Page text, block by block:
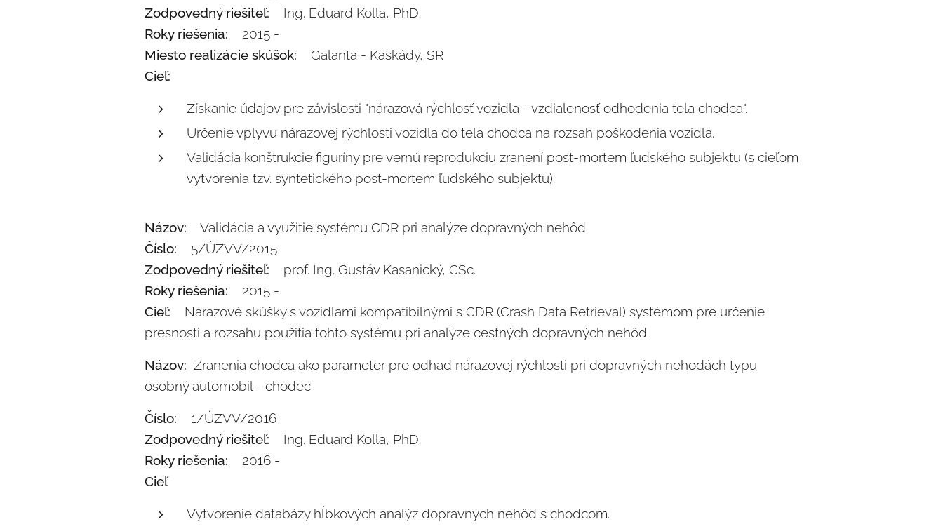
Zodpovedný riešiteľ: Ing. Eduard Kolla, PhD.
Roky riešenia: 2015 -
Miesto realizácie skúšok: Galanta - Kaskády, SR
Cieľ:
Získanie údajov pre závislosti "nárazová rýchlosť vozidla - vzdialenosť odhodenia tela chodca".
Určenie vplyvu nárazovej rýchlosti vozidla do tela chodca na rozsah poškodenia vozidla.
Validácia konštrukcie figuríny pre vernú reprodukciu zranení post-mortem ľudského subjektu (s cieľom
vytvorenia tzv. syntetického post-mortem ľudského subjektu).
Názov: Validácia a využitie systému CDR pri analýze dopravných nehôd
Číslo: 5/ÚZVV/2015
Zodpovedný riešiteľ: prof. Ing. Gustáv Kasanický, CSc.
Roky riešenia: 2015 -
Cieľ:
Nárazové skúšky s vozidlami kompatibilnými s CDR (Crash Data Retrieval) systémom pre určenie
presnosti a rozsahu použitia tohto systému pri analýze cestných dopravných nehôd.
Názov: Zranenia chodca ako parameter pre odhad nárazovej rýchlosti pri dopravných nehodách typu
osobný automobil - chodec
Číslo: 1/ÚZVV/2016
Zodpovedný riešiteľ: Ing. Eduard Kolla, PhD.
Roky riešenia: 2016 -
Cieľ
Vytvorenie databázy hĺbkových analýz dopravných nehôd s chodcom.